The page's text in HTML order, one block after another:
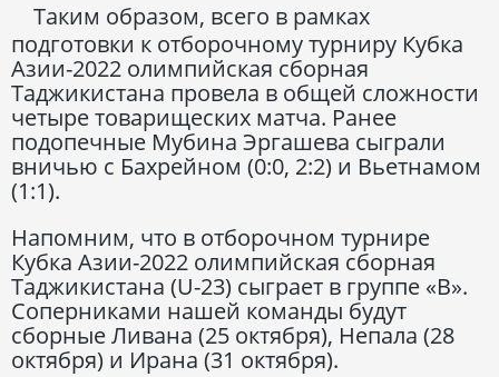
Таким образом, всего в рамках
подготовки к отборочному турниру Кубка
Азии-2022 олимпийская сборная
Таджикистана провела в общей сложности
четыре товарищеских матча. Ранее
подопечные Мубина Эргашева сыграли
вничью с Бахрейном (0:0, 2:2) и Вьетнамом
(1:1).
Напомним, что в отборочном турнире
Кубка Азии-2022 олимпийская сборная
Таджикистана (U-23) сыграет в группе «В».
Соперниками нашей команды будут
сборные Ливана (25 октября), Непала (28
октября) и Ирана (31 октября).